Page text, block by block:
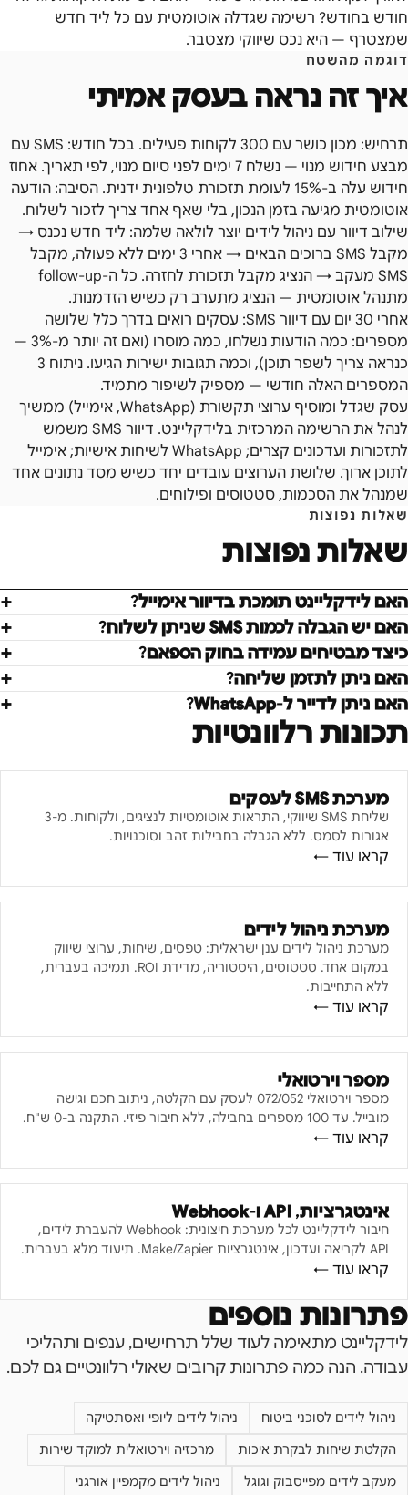
חודש בחודש? רשימה שגדלה אוטומטית עם כל ליד חדש
שמצטרף — היא נכס שיווקי מצטבר.
דוגמה מהשטח
איך זה נראה בעסק אמיתי
תרחיש: מכון כושר עם 300 לקוחות פעילים. בכל חודש: SMS עם
מבצע חידוש מנוי — נשלח 7 ימים לפני סיום מנוי, לפי תאריך. אחוז
חידוש עלה ב-15% לעומת תזכורת טלפונית ידנית. הסיבה: הודעה
אוטומטית מגיעה בזמן הנכון, בלי שאף אחד צריך לזכור לשלוח.
שילוב דיוור עם ניהול לידים יוצר לולאה שלמה: ליד חדש נכנס →
מקבל SMS ברוכים הבאים → אחרי 3 ימים ללא פעולה, מקבל
SMS מעקב → הנציג מקבל תזכורת לחזרה. כל ה-follow-up
מתנהל אוטומטית — הנציג מתערב רק כשיש הזדמנות.
אחרי 30 יום עם דיוור SMS: עסקים רואים בדרך כלל שלושה
מספרים: כמה הודעות נשלחו, כמה מוסרו (ואם זה יותר מ-3% —
כנראה צריך לשפר תוכן), וכמה תגובות ישירות הגיעו. ניתוח 3
המספרים האלה חודשי — מספיק לשיפור מתמיד.
עסק שגדל ומוסיף ערוצי תקשורת (WhatsApp, אימייל) ממשיך
לנהל את הרשימה המרכזית בלידקליינט. דיוור SMS משמש
לתזכורות ועדכונים קצרים; WhatsApp לשיחות אישיות; אימייל
לתוכן ארוך. שלושת הערוצים עובדים יחד כשיש מסד נתונים אחד
שמנהל את הסכמות, סטטוסים ופילוחים.
שאלות נפוצות
שאלות נפוצות
האם לידקליינט תומכת בדיוור אימייל?
האם יש הגבלה לכמות SMS שניתן לשלוח?
כיצד מבטיחים עמידה בחוק הספאם?
האם ניתן לתזמן שליחה?
האם ניתן לדייר ל-WhatsApp?
תכונות רלוונטיות
מערכת SMS לעסקים
שליחת SMS שיווקי, התראות אוטומטיות לנציגים, ולקוחות. מ-3
אגורות לסמס. ללא הגבלה בחבילות זהב וסוכנויות.
קראו עוד ←
מערכת ניהול לידים
מערכת ניהול לידים ענן ישראלית: טפסים, שיחות, ערוצי שיווק
במקום אחד. סטטוסים, היסטוריה, מדידת ROI. תמיכה בעברית,
ללא התחייבות.
קראו עוד ←
מספר וירטואלי
מספר וירטואלי 072/052 לעסק עם הקלטה, ניתוב חכם וגישה
מובייל. עד 100 מספרים בחבילה, ללא חיבור פיזי. התקנה ב-0 ש"ח.
קראו עוד ←
אינטגרציות, API ו-Webhook
חיבור לידקליינט לכל מערכת חיצונית: Webhook להעברת לידים,
API לקריאה ועדכון, אינטגרציות Make/Zapier. תיעוד מלא בעברית.
קראו עוד ←
פתרונות נוספים
לידקליינט מתאימה לעוד שלל תרחישים, ענפים ותהליכי
עבודה. הנה כמה פתרונות קרובים שאולי רלוונטיים גם לכם.
ניהול לידים לסוכני ביטוח
ניהול לידים ליופי ואסתטיקה
הקלטת שיחות לבקרת איכות
מרכזיה וירטואלית למוקד שירות
מעקב לידים מפייסבוק וגוגל
ניהול לידים מקמפיין אורגני